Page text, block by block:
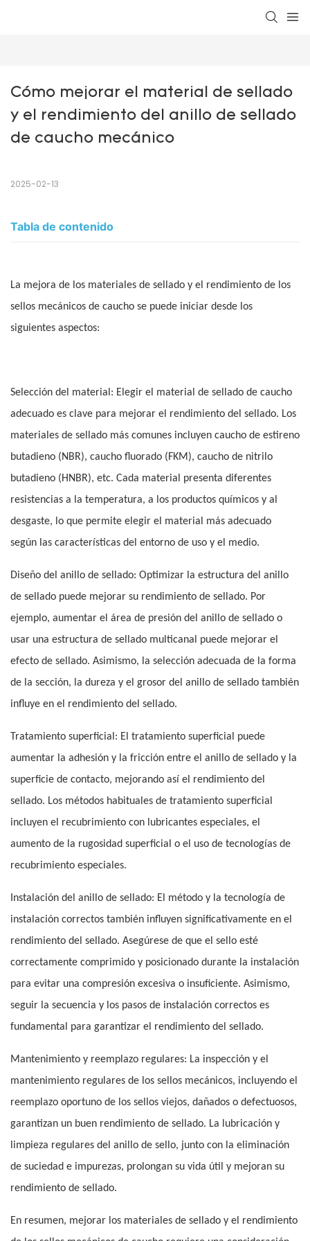
Cómo mejorar el material de sellado
y el rendimiento del anillo de sellado
de caucho mecánico
2025-02-13
Tabla de contenido
La mejora de los materiales de sellado y el rendimiento de los
sellos mecánicos de caucho se puede iniciar desde los
siguientes aspectos:
Selección del material: Elegir el material de sellado de caucho
adecuado es clave para mejorar el rendimiento del sellado. Los
materiales de sellado más comunes incluyen caucho de estireno
butadieno (NBR), caucho fluorado (FKM), caucho de nitrilo
butadieno (HNBR), etc. Cada material presenta diferentes
resistencias a la temperatura, a los productos químicos y al
desgaste, lo que permite elegir el material más adecuado
según las características del entorno de uso y el medio.
Diseño del anillo de sellado: Optimizar la estructura del anillo
de sellado puede mejorar su rendimiento de sellado. Por
ejemplo, aumentar el área de presión del anillo de sellado o
usar una estructura de sellado multicanal puede mejorar el
efecto de sellado. Asimismo, la selección adecuada de la forma
de la sección, la dureza y el grosor del anillo de sellado también
influye en el rendimiento del sellado.
Tratamiento superficial: El tratamiento superficial puede
aumentar la adhesión y la fricción entre el anillo de sellado y la
superficie de contacto, mejorando así el rendimiento del
sellado. Los métodos habituales de tratamiento superficial
incluyen el recubrimiento con lubricantes especiales, el
aumento de la rugosidad superficial o el uso de tecnologías de
recubrimiento especiales.
Instalación del anillo de sellado: El método y la tecnología de
instalación correctos también influyen significativamente en el
rendimiento del sellado. Asegúrese de que el sello esté
correctamente comprimido y posicionado durante la instalación
para evitar una compresión excesiva o insuficiente. Asimismo,
seguir la secuencia y los pasos de instalación correctos es
fundamental para garantizar el rendimiento del sellado.
Mantenimiento y reemplazo regulares: La inspección y el
mantenimiento regulares de los sellos mecánicos, incluyendo el
reemplazo oportuno de los sellos viejos, dañados o defectuosos,
garantizan un buen rendimiento de sellado. La lubricación y
limpieza regulares del anillo de sello, junto con la eliminación
de suciedad e impurezas, prolongan su vida útil y mejoran su
rendimiento de sellado.
En resumen, mejorar los materiales de sellado y el rendimiento